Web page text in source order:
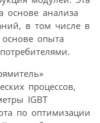
основе анализа
в том числе в
опыта
процессов,
IGBT
по оптимизации